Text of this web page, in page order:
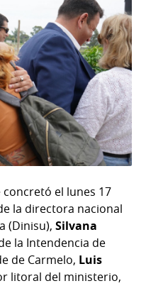
concretó el lunes 17
la directora nacional
(Dinisu), Silvana
la Intendencia de
de Carmelo, Luis
litoral del ministerio,